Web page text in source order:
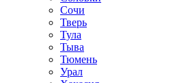
Сочи
Тверь
Тула
Тыва
Тюмень
Урал